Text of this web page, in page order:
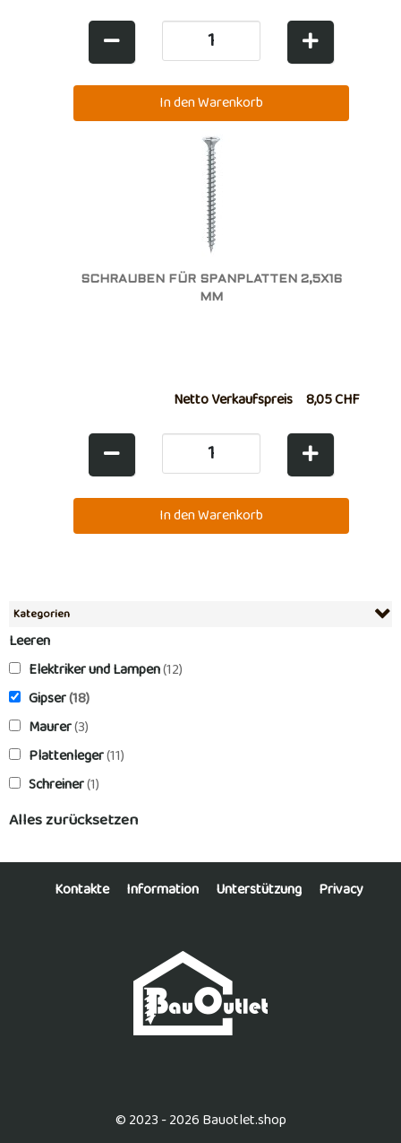
Kategorien
Leeren
Elektriker und Lampen(12)
Gipser(18)
Maurer(3)
Plattenleger(11)
Schreiner(1)
Alles zurücksetzen
SCHRAUBEN FÜR SPANPLATTEN 2,5X16
MM
Netto Verkaufspreis 8,05 CHF
Kontakte Information Unterstützung Privacy
© 2023 - 2026 Bauotlet.shop